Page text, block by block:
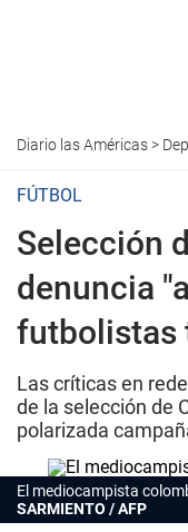
Diario las Américas>
FÚTBOL
Selección
denuncia
futbolistas
Las críticas en
de la selección de
polarizada
El mediocampista
SARMIENTO / AFP